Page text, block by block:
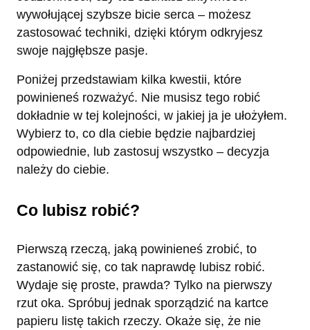
wywołującej szybsze bicie serca – możesz
zastosować techniki, dzięki którym odkryjesz
swoje najgłębsze pasje.
Poniżej przedstawiam kilka kwestii, które
powinieneś rozważyć. Nie musisz tego robić
dokładnie w tej kolejności, w jakiej ja je ułożyłem.
Wybierz to, co dla ciebie będzie najbardziej
odpowiednie, lub zastosuj wszystko – decyzja
należy do ciebie.
Co lubisz robić?
Pierwszą rzeczą, jaką powinieneś zrobić, to
zastanowić się, co tak naprawdę lubisz robić.
Wydaje się proste, prawda? Tylko na pierwszy
rzut oka. Spróbuj jednak sporządzić na kartce
papieru listę takich rzeczy. Okaże się, że nie